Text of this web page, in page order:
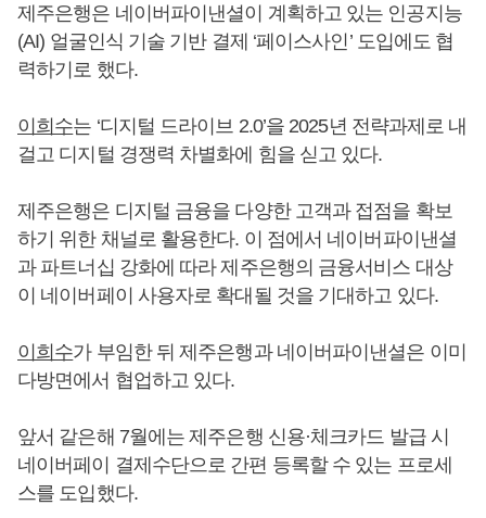
제주은행은 네이버파이낸셜이 계획하고 있는 인공지능
(AI) 얼굴인식 기술 기반 결제 ‘페이스사인’ 도입에도 협
력하기로 했다.
이희수는 ‘디지털 드라이브 2.0’을 2025년 전략과제로 내
걸고 디지털 경쟁력 차별화에 힘을 싣고 있다.
제주은행은 디지털 금융을 다양한 고객과 접점을 확보
하기 위한 채널로 활용한다. 이 점에서 네이버파이낸셜
과 파트너십 강화에 따라 제주은행의 금융서비스 대상
이 네이버페이 사용자로 확대될 것을 기대하고 있다.
이희수가 부임한 뒤 제주은행과 네이버파이낸셜은 이미
다방면에서 협업하고 있다.
앞서 같은해 7월에는 제주은행 신용·체크카드 발급 시
네이버페이 결제수단으로 간편 등록할 수 있는 프로세
스를 도입했다.